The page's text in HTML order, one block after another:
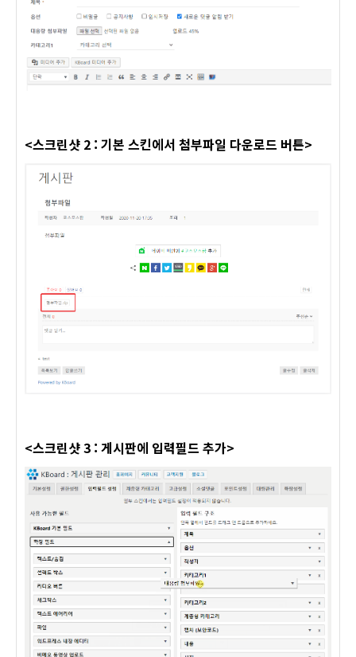
<스크린샷 2 : 기본 스킨에서 첨부파일 다운로드 버튼>
<스크린샷 3 : 게시판에 입력필드 추가>